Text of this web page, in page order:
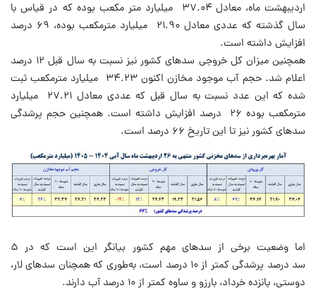
اردیبهشت ماه، معادل ۳۷.۰۴ میلیارد متر مکعب بوده که در قیاس با
سال گذشته که عددی معادل ۲۱.۹۰ میلیارد مترمکعب بوده، ۶۹ درصد
افزایش داشته است.
همچنین میزان کل خروجی سدهای کشور نیز نسبت به سال قبل ۱۲ درصد
اعلام شد. حجم آب موجود مخازن اکنون ۳۴.۲۳ میلیارد مترمکعب ثبت
شده که این عدد نسبت به سال قبل که عددی معادل ۲۷.۲۱ میلیارد
مترمکعب بوده ۲۶ درصد افزایش داشته است. همچنین حجم پرشدگی
سدهای کشور نیز تا این تاریخ ۶۶ درصد است.
اما وضعیت برخی از سدهای مهم کشور بیانگر این است که در ۵
سد درصد پرشدگی کمتر از ۱۰ درصد است، به‌طوری‌ که همچنان سدهای لار،
دوستی، پانزده خرداد، بارزو و ساوه کمتر از ۱۰ درصد آب دارند.